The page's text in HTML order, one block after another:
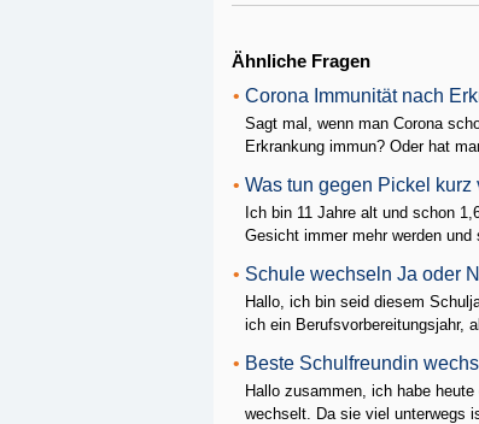
Ähnliche Fragen
• Corona Immunität nach
Sagt mal, wenn man Corona
Erkrankung immun? Oder hat
• Was tun gegen Pickel kurz
Ich bin 11 Jahre alt und schon
Gesicht immer mehr werden
• Schule wechseln Ja oder
Hallo, ich bin seid diesem
ich ein Berufsvorbereitungsjahr,
• Beste Schulfreundin
Hallo zusammen, ich habe
wechselt. Da sie viel unterwegs